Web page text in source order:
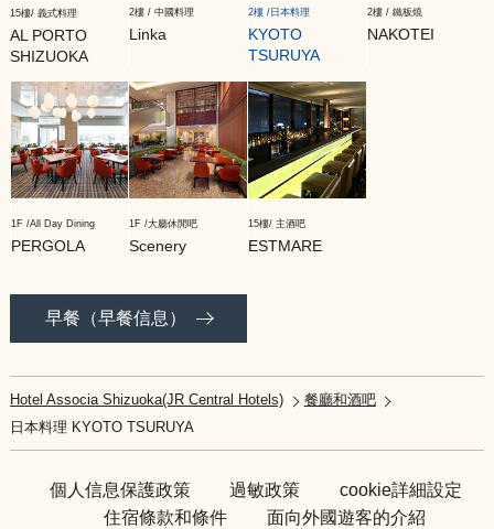
15樓/ 義式料理
AL PORTO
SHIZUOKA
2樓 / 中國料理
Linka
2樓 /日本料理
KYOTO
TSURUYA
2樓 / 鐵板燒
NAKOTEI
1F /All Day Dining
PERGOLA
1F /大廳休閒吧
Scenery
15樓/ 主酒吧
ESTMARE
早餐（早餐信息）
Hotel Associa Shizuoka(JR Central Hotels)
餐廳和酒吧
日本料理 KYOTO TSURUYA​ ​
個人信息保護政策 過敏政策
cookie詳細設定
住宿條款和條件
面向外國遊客的介紹